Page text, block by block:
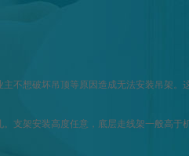
不想破坏吊顶等原因造成无法安装吊架。
支架安装高度任意，底层走线架一般高于